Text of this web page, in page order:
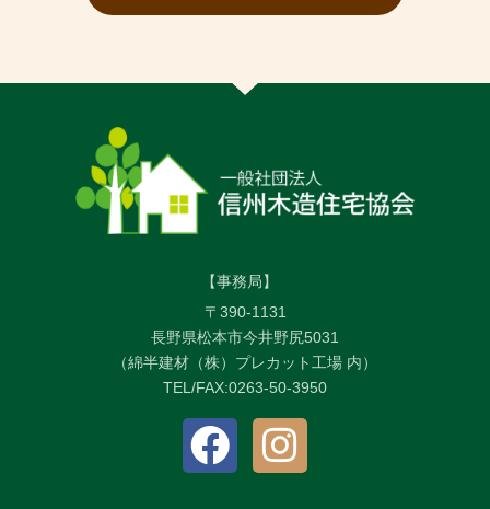
【事務局】
〒390-1131
長野県松本市今井野尻5031
（綿半建材（株）プレカット工場 内）
TEL/FAX:0263-50-3950